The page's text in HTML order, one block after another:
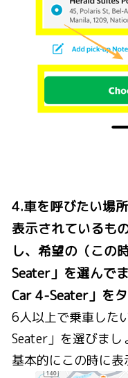
4.車を呼びたい場
表示されているも
し、希望の（この
Seater」を選んで
Car 4-Seater」を
6人以上で乗車した
Seater」を選びまし
基本的にこの時に表